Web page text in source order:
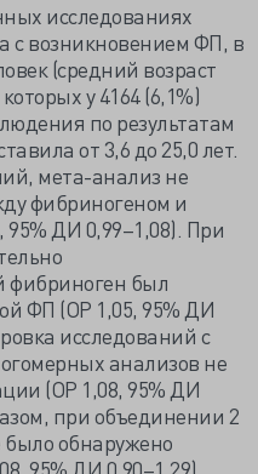
исследованиях
с возникновением ФП, в
(средний возраст
у 4164 (6,1%)
по результатам
от 3,6 до 25,0 лет.
мета-анализ не
фибриногеном и
ДИ 0,99–1,08). При
фибриноген был
ФП (ОР 1,05, 95% ДИ
исследований с
анализов не
(ОР 1,08, 95% ДИ
при объединении 2
обнаружено